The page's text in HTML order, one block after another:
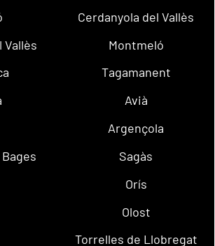
Cerdanyola del Vallès
Vallès
Montmeló
Tagamanent
Avià
Argençola
Sagàs
Orís
Olost
Torrelles de Llobregat